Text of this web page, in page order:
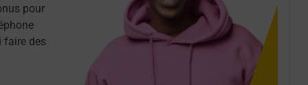
pour
faire des